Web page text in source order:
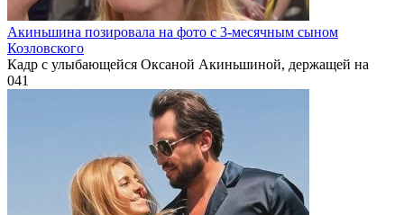
Акиньшина позировала на фото с 3-месячным сыном
Козловского
Кадр с улыбающейся Оксаной Акиньшиной, держащей на
041